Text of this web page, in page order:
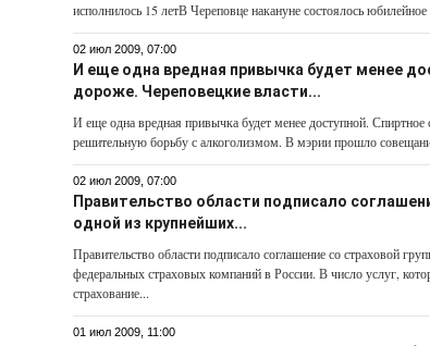
исполнилось 15 летВ Череповце накануне состоялось
02 июл 2009, 07:00
И еще одна вредная привычка будет менее
дороже. Череповецкие власти...
И еще одна вредная привычка будет менее доступной. Спиртное
решительную борьбу с алкоголизмом. В мэрии прошло
02 июл 2009, 07:00
Правительство области подписало
одной из крупнейших...
Правительство области подписало соглашение со страховой
федеральных страховых компаний в России. В число услуг,
страхование...
01 июл 2009, 11:00